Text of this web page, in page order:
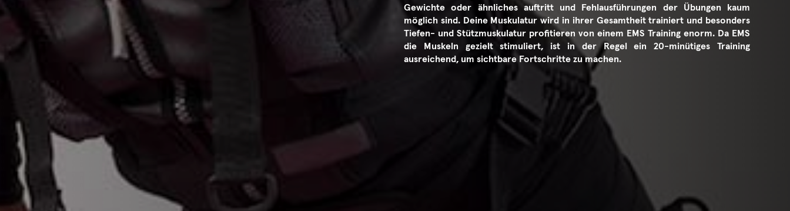
Gewichte oder ähnliches auftritt und Fehlausführungen der Übungen kaum
möglich sind. Deine Muskulatur wird in ihrer Gesamtheit trainiert und besonders
Tiefen- und Stützmuskulatur profitieren von einem EMS Training enorm. Da EMS
die Muskeln gezielt stimuliert, ist in der Regel ein 20-minütiges Training
ausreichend, um sichtbare Fortschritte zu machen.